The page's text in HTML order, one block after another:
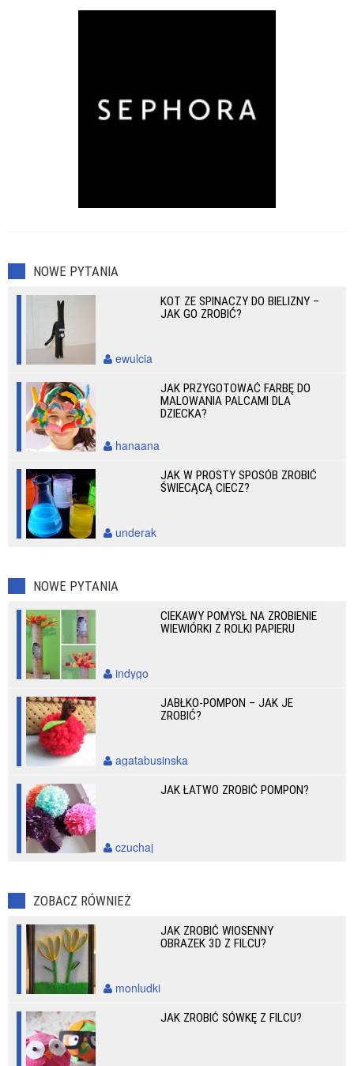
NOWE PYTANIA
KOT ZE SPINACZY DO BIELIZNY –
JAK GO ZROBIĆ?
ewulcia
JAK PRZYGOTOWAĆ FARBĘ DO
MALOWANIA PALCAMI DLA
DZIECKA?
hanaana
JAK W PROSTY SPOSÓB ZROBIĆ
ŚWIECĄCĄ CIECZ?
underak
NOWE PYTANIA
CIEKAWY POMYSŁ NA ZROBIENIE
WIEWIÓRKI Z ROLKI PAPIERU
indygo
JABŁKO-POMPON – JAK JE
ZROBIĆ?
agatabusinska
JAK ŁATWO ZROBIĆ POMPON?
czuchaj
ZOBACZ RÓWNIEŻ
JAK ZROBIĆ WIOSENNY
OBRAZEK 3D Z FILCU?
monludki
JAK ZROBIĆ SÓWKĘ Z FILCU?